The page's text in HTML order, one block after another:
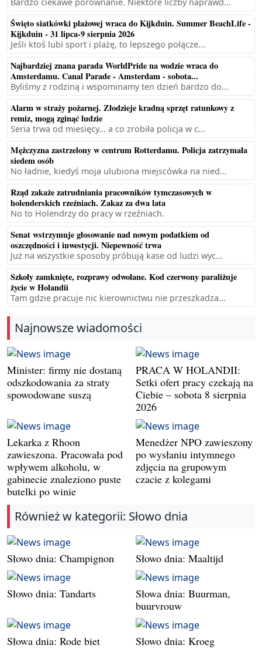
Bardzo ciekawe porównanie. Niektóre liczby naprawd...
Święto siatkówki plażowej wraca do Kijkduin. Summer BeachLife -
Kijkduin - 31 lipca-9 sierpnia 2026
Jeśli ktoś lubi sport i plażę, to lepszego połącze...
Najbardziej znana parada WorldPride na wodzie wraca do
Amsterdamu. Canal Parade - Amsterdam - sobota...
Byliśmy z rodziną i wspominamy ten dzień bardzo do...
Alarm w straży pożarnej. Złodzieje kradną sprzęt ratunkowy z
remiz, mogą zginąć ludzie
Seria trwa od miesięcy... a co zrobiła policja w c...
Mężczyzna zastrzelony w centrum Rotterdamu. Policja zatrzymała
siedem osób
No ładnie, kiedyś moja ulubiona miejscówka na nied...
Rząd zakaże zatrudniania pracowników tymczasowych w
holenderskich rzeźniach. Zakaz za dwa lata
No to Holendrzy do pracy w rzeźniach.
Senat wstrzymuje głosowanie nad nowym podatkiem od
oszczędności i inwestycji. Niepewność trwa
Już na wszystkie sposoby próbują kase od ludzi wyc...
Szkoły zamknięte, rozprawy odwołane. Kod czerwony paraliżuje
życie w Holandii
Tam gdzie pracuje nic kierownictwu nie przeszkadza...
Najnowsze wiadomości
Minister: firmy nie dostaną
odszkodowania za straty
spowodowane suszą
PRACA W HOLANDII:
Setki ofert pracy czekają na
Ciebie – sobota 8 sierpnia
2026
Lekarka z Rhoon
zawieszona. Pracowała pod
wpływem alkoholu, w
gabinecie znaleziono puste
butelki po winie
Menedżer NPO zawieszony
po wysłaniu intymnego
zdjęcia na grupowym
czacie z kolegami
Również w kategorii: Słowo dnia
Słowo dnia: Champignon Słowo dnia: Maaltijd
Słowo dnia: Tandarts
Słowa dnia: Buurman,
buurvrouw
Słowa dnia: Rode biet Słowo dnia: Kroeg